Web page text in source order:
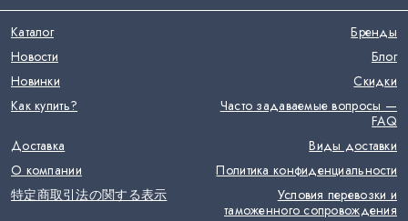
Каталог
Бренды
Новости
Блог
Новинки
Скидки
Как купить?
Часто задаваемые вопросы —
FAQ
Доставка
Виды доставки
О компании
Политика конфиденциальности
特定商取引法の関する表示
Условия перевозки и
таможенного сопровождения